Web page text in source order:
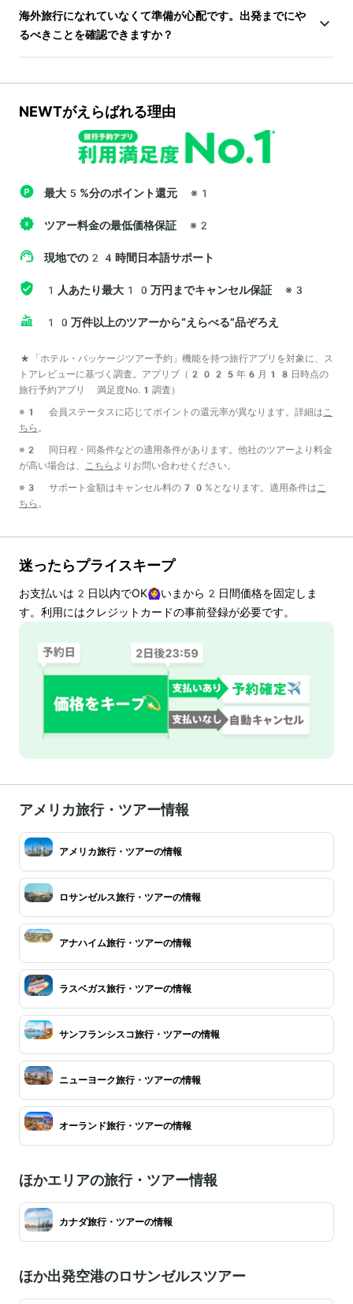
海外旅行になれていなくて準備が心配です。出発までにや
るべきことを確認できますか？
NEWTがえらばれる理由
最大5%分のポイント還元 ※1
ツアー料金の最低価格保証 ※2
現地での24時間日本語サポート
1人あたり最大10万円までキャンセル保証 ※3
10万件以上のツアーから“えらべる”品ぞろえ
*「ホテル・パッケージツアー予約」機能を持つ旅行アプリを対象に、ス
トアレビューに基づく調査。アプリブ（2025年6月18日時点の
旅行予約アプリ 満足度No.1調査）
※1 会員ステータスに応じてポイントの還元率が異なります。詳細はこ
ちら 。
※2 同日程・同条件などの適用条件があります。他社のツアーより料金
が高い場合は、 こちら よりお問い合わせください。
※3 サポート金額はキャンセル料の70%となります。適用条件はこ
ちら 。
迷ったらプライスキープ
お支払いは 2 日以内でOK🙆‍♀️いまから 2 日間価格を固定しま
す。利用にはクレジットカードの事前登録が必要です。
アメリカ旅行・ツアー情報
アメリカ旅行・ツアーの情報
ロサンゼルス旅行・ツアーの情報
アナハイム旅行・ツアーの情報
ラスベガス旅行・ツアーの情報
サンフランシスコ旅行・ツアーの情報
ニューヨーク旅行・ツアーの情報
オーランド旅行・ツアーの情報
ほかエリアの旅行・ツアー情報
カナダ旅行・ツアーの情報
ほか出発空港のロサンゼルスツアー